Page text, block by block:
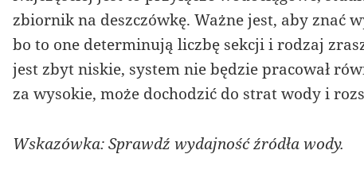
zbiornik na deszczówkę. Ważne jest, aby znać
bo to one determinują liczbę sekcji i rodzaj
jest zbyt niskie, system nie będzie pracował
za wysokie, może dochodzić do strat wody i
Wskazówka: Sprawdź wydajność źródła wody.